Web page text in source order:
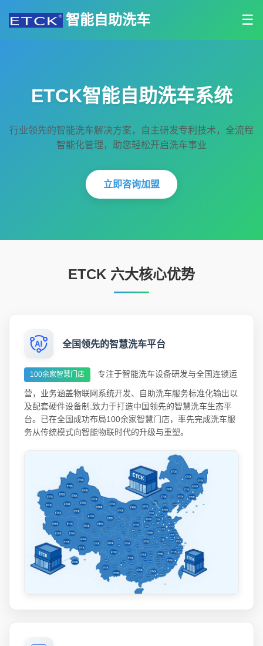
智能自助洗车 ☰
ETCK智能自助洗车系统
行业领先的智能洗车解决方案，自主研发专利技术，全流程
智能化管理，助您轻松开启洗车事业
立即咨询加盟
ETCK 六大核心优势
全国领先的智慧洗车平台
100余家智慧门店 专注于智能洗车设备研发与全国连锁运
营，业务涵盖物联网系统开发、自助洗车服务标准化输出以
及配套硬件设备制,致力于打造中国领先的智慧洗车生态平
台。已在全国成功布局100余家智慧门店，率先完成洗车服
务从传统模式向智能物联时代的升级与重塑。